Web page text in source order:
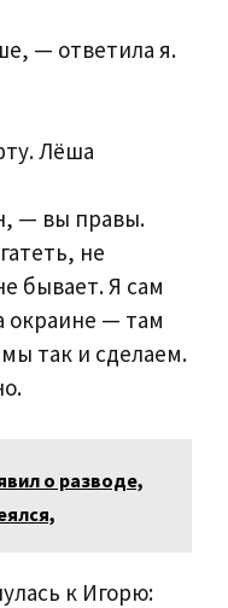
— ответила я.
Лёша
— вы правы.
не
бывает. Я сам
окраине — там
так и сделаем.
о разводе,
к Игорю: